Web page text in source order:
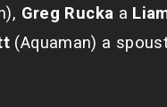
Greg Rucka a
(Aquaman) a